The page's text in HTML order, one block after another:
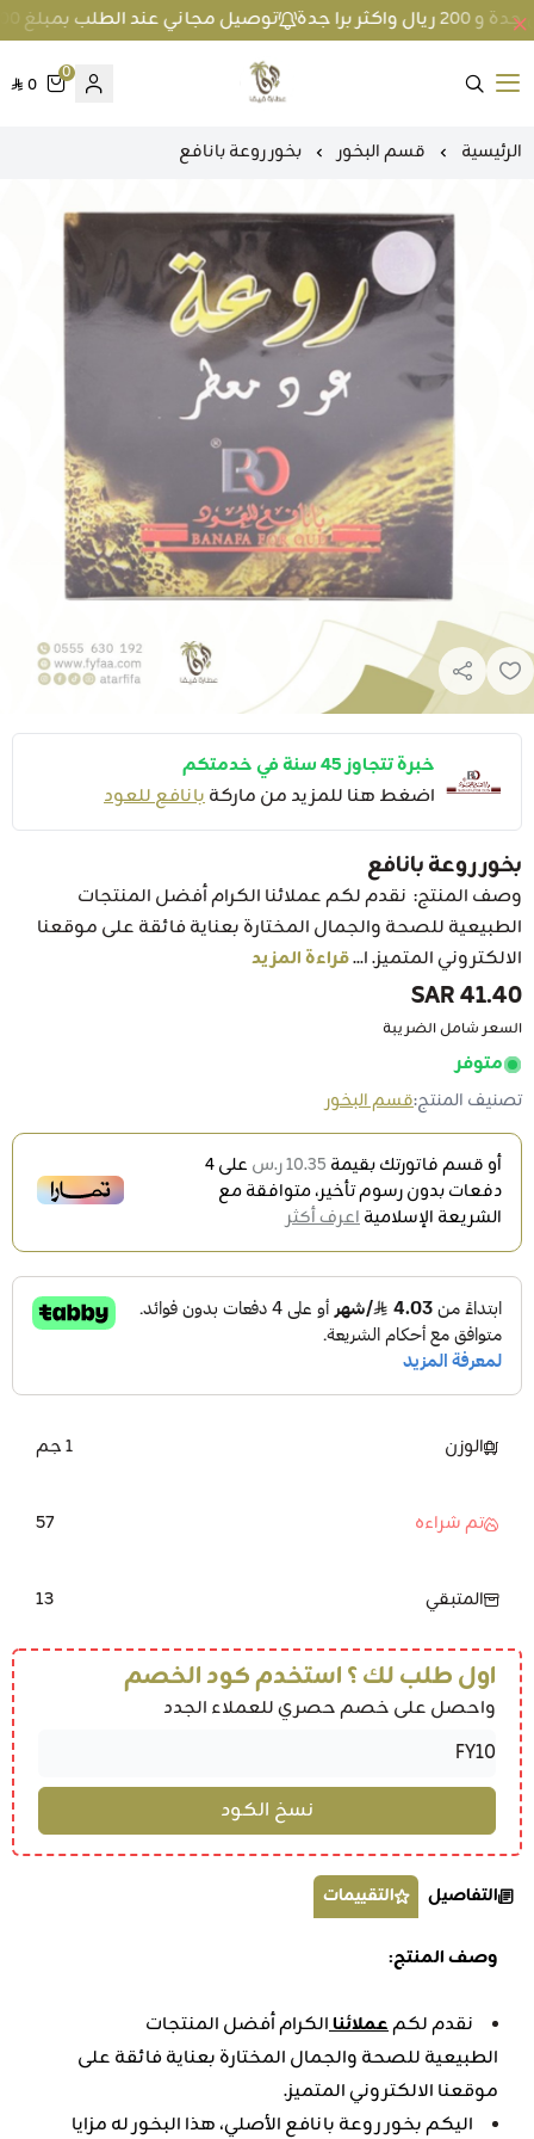
توصيل مجاني عند الطلب بمبلغ 100 ريال واكثر داخل جدة و 200 ريال واكثر برا جدة
متجر عطارة فيفا
0
0
الرئيسية قسم البخور بخور روعة بانافع
خبرة تتجاوز 45 سنة في خدمتكم
اضغط هنا للمزيد من ماركةبانافع للعود
بخور روعة بانافع
وصف المنتج: نقدم لكم عملائنا الكرام أفضل المنتجات
الطبيعية للصحة والجمال المختارة بعناية فائقة على موقعنا
الالكتروني المتميز. ا...قراءة المزيد
41.40 SAR
السعر شامل الضريبة
متوفر
تصنيف المنتج:قسم البخور
أو قسم فاتورتك بقيمة 10.35 ر.س على4
دفعات بدون رسوم تأخير، متوافقة مع
الشريعة الإسلاميةاعرف أكثر
الوزن 1 جم
تم شراءه 57
المتبقي 13
اول طلب لك ؟ استخدم كود الخصم
واحصل على خصم حصري للعملاء الجدد
التفاصيل التقييمات
وصف المنتج:
نقدم لكمعملائناالكرام أفضل المنتجات
الطبيعية للصحة والجمال المختارة بعناية فائقة على
موقعنا الالكتروني المتميز.
اليكم بخور روعة بانافع الأصلي، هذا البخور له مزايا